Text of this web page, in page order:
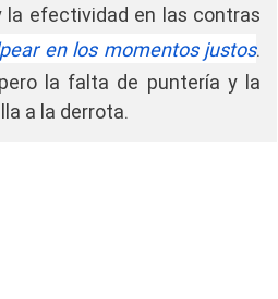
la efectividad en las contras
en los momentos justos.
la falta de puntería y la
a la derrota.